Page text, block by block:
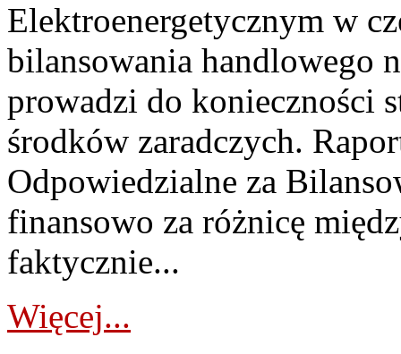
Elektroenergetycznym w
bilansowania handlowego
prowadzi do konieczności
środków zaradczych.
Odpowiedzialne za
finansowo za różnicę
faktycznie...
Więcej...